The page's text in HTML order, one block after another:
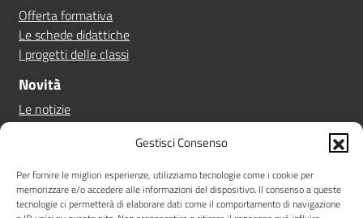
Gestisci Consenso
Per fornire le migliori esperienze, utilizziamo tecnologie come i cookie per
memorizzare e/o accedere alle informazioni del dispositivo. Il consenso a queste
tecnologie ci permetterà di elaborare dati come il comportamento di navigazione
Offerta formativa
Le schede didattiche
I progetti delle classi
Novità
Le notizie
Le circolari
Albo online
Pn 21/27